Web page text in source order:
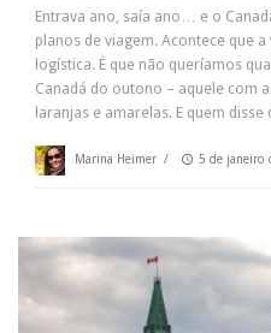
Entrava ano, saía ano… e o
planos de viagem. Acontece que
logística. É que não queríamos
Canadá do outono – aquele com
laranjas e amarelas. E quem disse
Marina Heimer / 5 de janeiro